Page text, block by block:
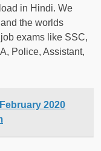
in Hindi. We
the worlds
exams like SSC,
Police, Assistant,
2020